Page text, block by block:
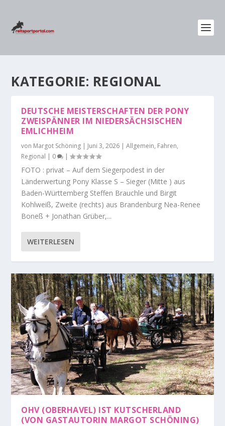
KATEGORIE: REGIONAL
DEUTSCHE MEISTERSCHAFTEN DER PONY
ZWEISPÄNNER IM NIEDERSÄCHSISCHEN
EMLICHHEIM
von Margot Schöning | Juni 3, 2026 |Allgemein, Fahren,
Regional | 0 |
FOTO : privat – Auf dem Siegerpodest in der
Länderwertung Pony Klasse S – Sieger (Mitte ) aus
Baden-Württemberg Steffen Brauchle und Birgit
Kohlweiß, Zweite (rechts) aus Brandenburg Nea-Renee
Boneß + Jonathan Grüber,...
WEITERLESEN
OHV (OBERHAVEL) IST KUTSCHERLAND
(VON GASTAUTORIN MARGOT SCHÖNING)